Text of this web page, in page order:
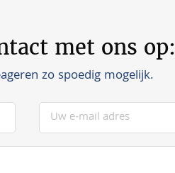
met ons op:
zo spoedig mogelijk.